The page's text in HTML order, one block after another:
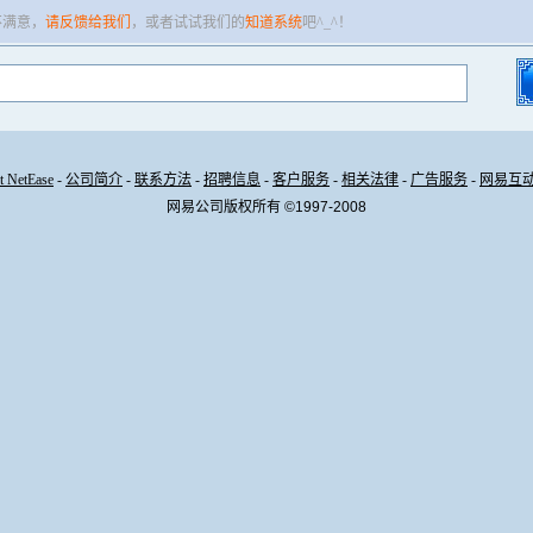
意， 请反馈给我们 ，或者试试我们的知道系统吧^_^！
NetEase - 公司简介 - 联系方法 - 招聘信息 - 客户服务 - 相关法律 - 广告服务 - 网易互
网易公司版权所有 ©1997-2008